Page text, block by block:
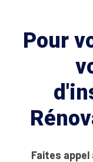
Pour
Faites appel